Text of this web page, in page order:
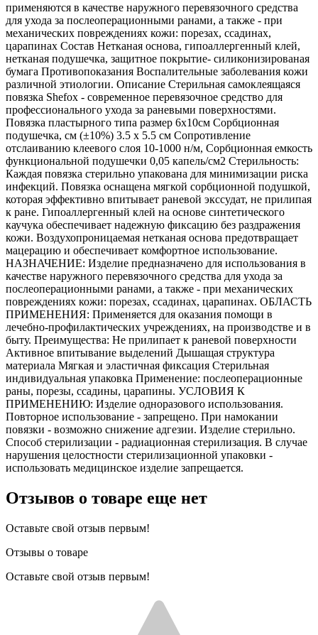
применяются в качестве наружного перевязочного средства
для ухода за послеоперационными ранами, а также - при
механических повреждениях кожи: порезах, ссадинах,
царапинах Состав Нетканая основа, гипоаллергенный клей,
нетканая подушечка, защитное покрытие- силиконизированая
бумага Противопоказания Воспалительные заболевания кожи
различной этиологии. Описание Стерильная самоклеящаяся
повязка Shefox - современное перевязочное средство для
профессионального ухода за раневыми поверхностями.
Повязка пластырного типа размер 6х10см Сорбционная
подушечка, см (±10%) 3.5 х 5.5 см Сопротивление
отслаиванию клеевого слоя 10-1000 н/м, Сорбционная емкость
функциональной подушечки 0,05 капель/см2 Стерильность:
Каждая повязка стерильно упакована для минимизации риска
инфекций. Повязка оснащена мягкой сорбционной подушкой,
которая эффективно впитывает раневой экссудат, не прилипая
к ране. Гипоаллергенный клей на основе синтетического
каучука обеспечивает надежную фиксацию без раздражения
кожи. Воздухопроницаемая нетканая основа предотвращает
мацерацию и обеспечивает комфортное использование.
НАЗНАЧЕНИЕ: Изделие предназначено для использования в
качестве наружного перевязочного средства для ухода за
послеоперационными ранами, а также - при механических
повреждениях кожи: порезах, ссадинах, царапинах. ОБЛАСТЬ
ПРИМЕНЕНИЯ: Применяется для оказания помощи в
лечебно-профилактических учреждениях, на производстве и в
быту. Преимущества: Не прилипает к раневой поверхности
Активное впитывание выделений Дышащая структура
материала Мягкая и эластичная фиксация Стерильная
индивидуальная упаковка Применение: послеоперационные
раны, порезы, ссадины, царапины. УСЛОВИЯ К
ПРИМЕНЕНИЮ: Изделие одноразового использования.
Повторное использование - запрещено. При намокании
повязки - возможно снижение адгезии. Изделие стерильно.
Способ стерилизации - радиационная стерилизация. В случае
нарушения целостности стерилизационной упаковки -
использовать медицинское изделие запрещается.
Отзывов о товаре еще нет
Оставьте свой отзыв первым!
Отзывы о товаре
Оставьте свой отзыв первым!